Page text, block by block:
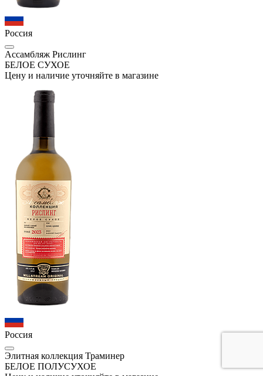
Россия
Ассамбляж Рислинг
БЕЛОЕ СУХОЕ
Цену и наличие уточняйте в магазине
Россия
Элитная коллекция Траминер
БЕЛОЕ ПОЛУСУХОЕ